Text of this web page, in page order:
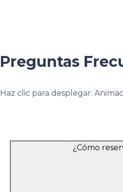
Preguntas
Haz clic para desplegar.
¿Cómo